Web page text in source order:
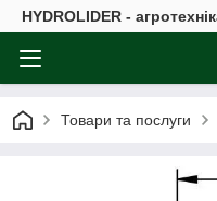
HYDROLIDER -
Товари та послуги